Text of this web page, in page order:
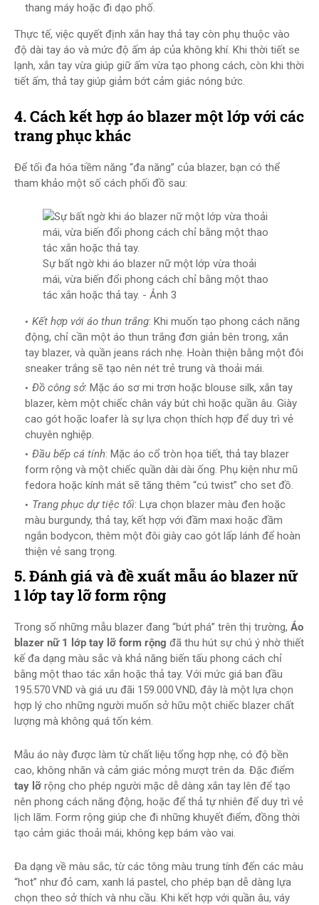
thang máy hoặc đi dạo phố.
Thực tế, việc quyết định xắn hay thả tay còn phụ thuộc vào
độ dài tay áo và mức độ ấm áp của không khí. Khi thời tiết se
lạnh, xắn tay vừa giúp giữ ấm vừa tạo phong cách, còn khi thời
tiết ấm, thả tay giúp giảm bớt cảm giác nóng bức.
4. Cách kết hợp áo blazer một lớp với các
trang phục khác
Để tối đa hóa tiềm năng “đa năng” của blazer, bạn có thể
tham khảo một số cách phối đồ sau:
Sự bất ngờ khi áo blazer nữ một lớp vừa thoải
mái, vừa biến đổi phong cách chỉ bằng một thao
tác xắn hoặc thả tay. - Ảnh 3
Kết hợp với áo thun trắng: Khi muốn tạo phong cách năng
động, chỉ cần một áo thun trắng đơn giản bên trong, xắn
tay blazer, và quần jeans rách nhẹ. Hoàn thiện bằng một đôi
sneaker trắng sẽ tạo nên nét trẻ trung và thoải mái.
Đồ công sở: Mặc áo sơ mi trơn hoặc blouse silk, xắn tay
blazer, kèm một chiếc chân váy bút chì hoặc quần âu. Giày
cao gót hoặc loafer là sự lựa chọn thích hợp để duy trì vẻ
chuyên nghiệp.
Đầu bếp cá tính: Mặc áo cổ tròn họa tiết, thả tay blazer
form rộng và một chiếc quần dài dài ống. Phụ kiện như mũ
fedora hoặc kính mát sẽ tăng thêm “cú twist” cho set đồ.
Trang phục dự tiệc tối: Lựa chọn blazer màu đen hoặc
màu burgundy, thả tay, kết hợp với đầm maxi hoặc đầm
ngắn bodycon, thêm một đôi giày cao gót lấp lánh để hoàn
thiện vẻ sang trọng.
5. Đánh giá và đề xuất mẫu áo blazer nữ
1 lớp tay lỡ form rộng
Trong số những mẫu blazer đang “bứt phá” trên thị trường, Áo
blazer nữ 1 lớp tay lỡ form rộng đã thu hút sự chú ý nhờ thiết
kế đa dạng màu sắc và khả năng biến tấu phong cách chỉ
bằng một thao tác xắn hoặc thả tay. Với mức giá ban đầu
195.570 VND và giá ưu đãi 159.000 VND, đây là một lựa chọn
hợp lý cho những người muốn sở hữu một chiếc blazer chất
lượng mà không quá tốn kém.
Mẫu áo này được làm từ chất liệu tổng hợp nhẹ, có độ bền
cao, không nhăn và cảm giác mỏng mượt trên da. Đặc điểm
tay lỡ rộng cho phép người mặc dễ dàng xắn tay lên để tạo
nên phong cách năng động, hoặc để thả tự nhiên để duy trì vẻ
lịch lãm. Form rộng giúp che đi những khuyết điểm, đồng thời
tạo cảm giác thoải mái, không kẹp bám vào vai.
Đa dạng về màu sắc, từ các tông màu trung tính đến các màu
“hot” như đỏ cam, xanh lá pastel, cho phép bạn dễ dàng lựa
chọn theo sở thích và nhu cầu. Khi kết hợp với quần âu, váy